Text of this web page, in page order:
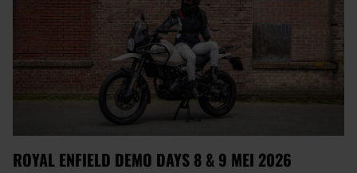
ROYAL ENFIELD DEMO DAYS 8 & 9 MEI 2026